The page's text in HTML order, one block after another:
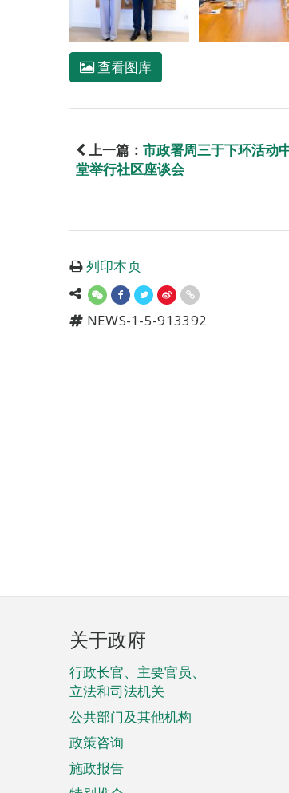
查看图库
上一篇： 市政署周三于下环活动
堂举行社区座谈会
列印本页
NEWS-1-5-913392
页
脚
菜
单
关于政府
行政长官、主要官员、
立法和司法机关
公共部门及其他机构
政策咨询
施政报告